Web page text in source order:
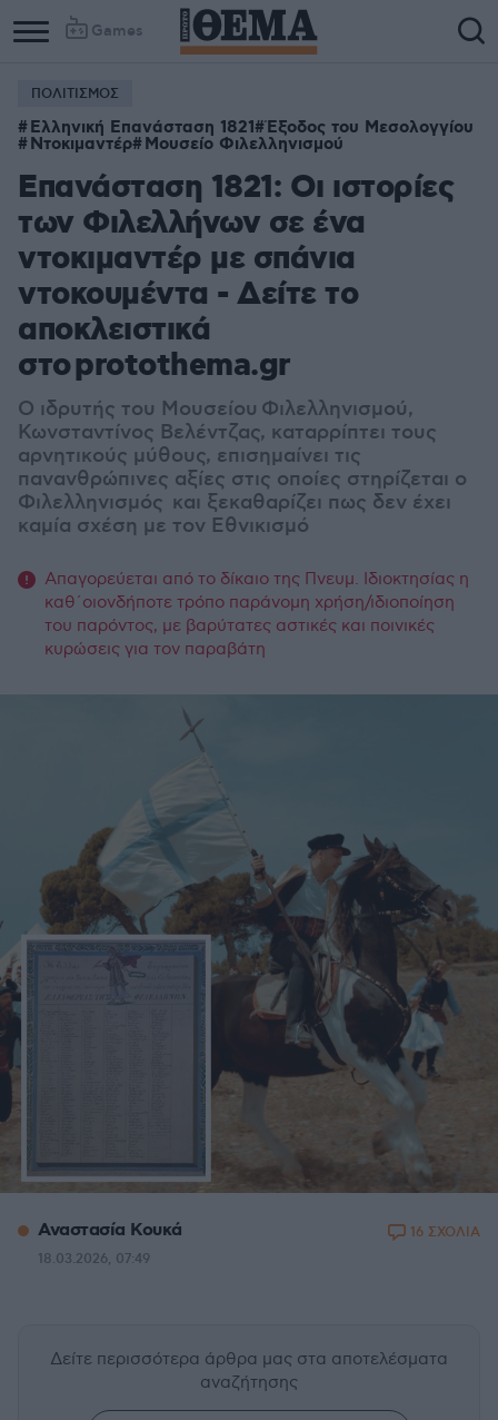
Games
ΠΟΛΙΤΙΣΜΟΣ
Ελληνική Επανάσταση 1821 Έξοδος του Μεσολογγίου
Ντοκιμαντέρ Μουσείο Φιλελληνισμού
Επανάσταση 1821: Οι ιστορίες
των Φιλελλήνων σε ένα
ντοκιμαντέρ με σπάνια
ντοκουμέντα - Δείτε το
αποκλειστικά
στο protothema.gr
Ο ιδρυτής του Μουσείου Φιλελληνισμού,
Κωνσταντίνος Βελέντζας, καταρρίπτει τους
αρνητικούς μύθους, επισημαίνει τις
πανανθρώπινες αξίες στις οποίες στηρίζεται ο
Φιλελληνισμός και ξεκαθαρίζει πως δεν έχει
καμία σχέση με τον Εθνικισμό
Απαγορεύεται από το δίκαιο της Πνευμ. Ιδιοκτησίας η
καθ΄οιονδήποτε τρόπο παράνομη χρήση/ιδιοποίηση
του παρόντος, με βαρύτατες αστικές και ποινικές
κυρώσεις για τον παραβάτη
Αναστασία Κουκά
18.03.2026, 07:49
16 ΣΧΟΛΙΑ
Δείτε περισσότερα άρθρα μας στα αποτελέσματα
αναζήτησης